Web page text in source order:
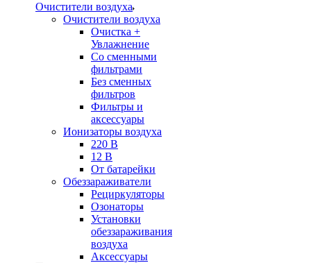
Очистители воздуха
Очистители воздуха
Очистка +
Увлажнение
Cо сменными
фильтрами
Без сменных
фильтров
Фильтры и
аксессуары
Ионизаторы воздуха
220 В
12 В
От батарейки
Обеззараживатели
Рециркуляторы
Озонаторы
Установки
обеззараживания
воздуха
Аксессуары